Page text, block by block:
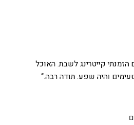
קייטרינג לשבת. האוכל
והיה שפע. תודה רבה.”